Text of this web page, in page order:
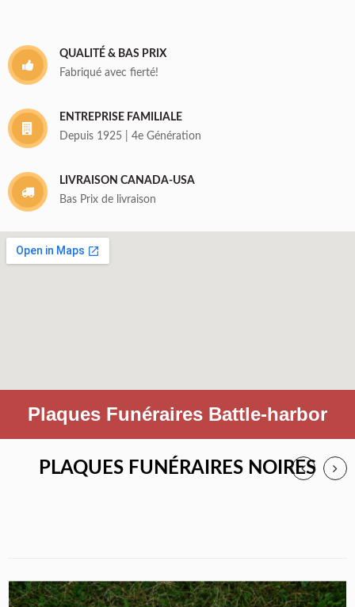
QUALITÉ & BAS PRIX
Fabriqué avec fierté!
ENTREPRISE FAMILIALE
Depuis 1925 | 4e Génération
LIVRAISON CANADA-USA
Bas Prix de livraison
Plaques Funéraires Battle-harbor
PLAQUES FUNÉRAIRES NOIRES